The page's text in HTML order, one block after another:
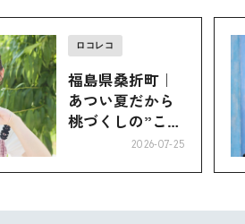
ロコレコ
福島県桑折町｜
あつい夏だから
桃づくしの”こお
2026-07-25